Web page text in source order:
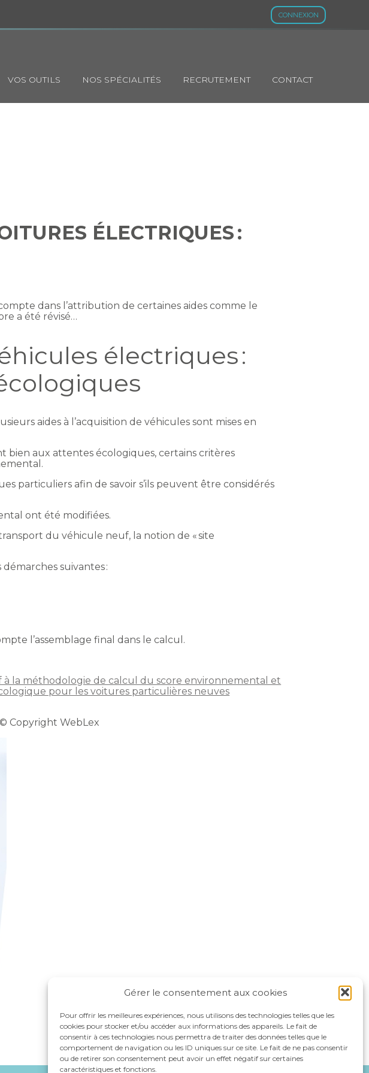
Gérer le consentement aux cookies
Pour offrir les meilleures expériences, nous utilisons des technologies telles que les
cookies pour stocker et/ou accéder aux informations des appareils. Le fait de
consentir à ces technologies nous permettra de traiter des données telles que le
comportement de navigation ou les ID uniques sur ce site. Le fait de ne pas consentir
ou de retirer son consentement peut avoir un effet négatif sur certaines
caractéristiques et fonctions.
CONNEXION
VOS OUTILS NOS SPÉCIALITÉS RECRUTEMENT CONTACT
ÉLECTRIQUES :
dans l’attribution de certaines aides comme le
a été révisé…
électriques :
aides à l’acquisition de véhicules sont mises en
bien aux attentes écologiques, certains critères
particuliers afin de savoir s’ils peuvent être considérés
ont été modifiées.
du véhicule neuf, la notion de « site
suivantes :
l’assemblage final dans le calcul.
la méthodologie de calcul du score environnemental et
pour les voitures particulières neuves
Copyright WebLex